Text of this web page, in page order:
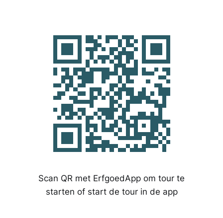
Scan QR met ErfgoedApp om tour te
starten of start de tour in de app